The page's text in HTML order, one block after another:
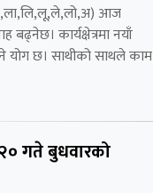
आज
बढ्नेछ। कार्यक्षेत्रमा नयाँ
योग छ। साथीको साथले काम
गते बुधवारको